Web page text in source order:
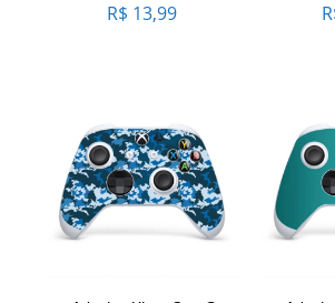
R$ 13,99
ADICIONAR AO